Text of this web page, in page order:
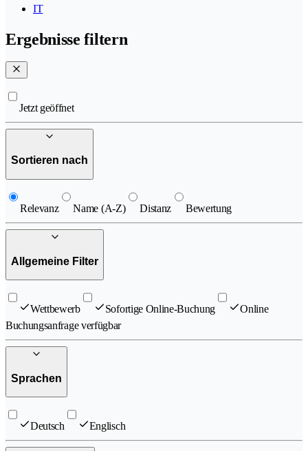
IT
Ergebnisse filtern
Jetzt geöffnet
Sortieren nach
Relevanz Name (A-Z) Distanz Bewertung
Allgemeine Filter
Wettbewerb Sofortige Online-Buchung
Online
Buchungsanfrage verfügbar
Sprachen
Deutsch Englisch